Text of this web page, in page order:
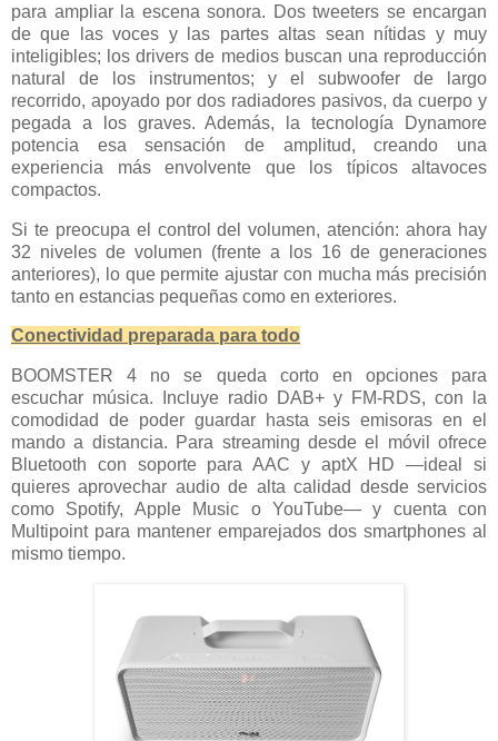
para ampliar la escena sonora. Dos tweeters se encargan
de que las voces y las partes altas sean nítidas y muy
inteligibles; los drivers de medios buscan una reproducción
natural de los instrumentos; y el subwoofer de largo
recorrido, apoyado por dos radiadores pasivos, da cuerpo y
pegada a los graves. Además, la tecnología Dynamore
potencia esa sensación de amplitud, creando una
experiencia más envolvente que los típicos altavoces
compactos.
Si te preocupa el control del volumen, atención: ahora hay
32 niveles de volumen (frente a los 16 de generaciones
anteriores), lo que permite ajustar con mucha más precisión
tanto en estancias pequeñas como en exteriores.
Conectividad preparada para todo
BOOMSTER 4 no se queda corto en opciones para
escuchar música. Incluye radio DAB+ y FM-RDS, con la
comodidad de poder guardar hasta seis emisoras en el
mando a distancia. Para streaming desde el móvil ofrece
Bluetooth con soporte para AAC y aptX HD —ideal si
quieres aprovechar audio de alta calidad desde servicios
como Spotify, Apple Music o YouTube— y cuenta con
Multipoint para mantener emparejados dos smartphones al
mismo tiempo.